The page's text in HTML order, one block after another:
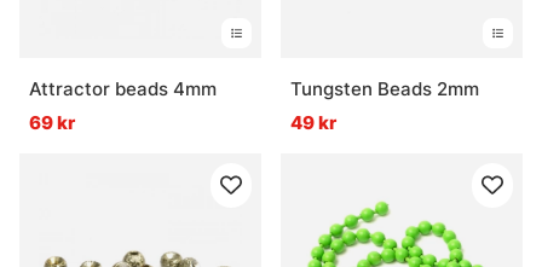
Attractor beads 4mm
69 kr
Tungsten Beads 2mm
49 kr